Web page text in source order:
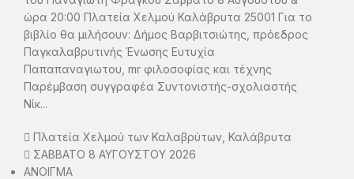
ώρα 20:00 Πλατεία Χελμού Καλάβρυτα 25001 Για το
βιβλίο θα μιλήσουν: Δήμος Βαρβιτσιώτης, πρόεδρος
Παγκαλαβρυτινής Ένωσης Ευτυχία
Παπαπαναγιωτου, mr φιλοσοφίας και τέχνης
Παρέμβαση συγγραφέα Συντονιστής-σχολιαστής
Νίκ...
Πλατεία Χελμού των Καλαβρύτων, Καλάβρυτα
ΣΑΒΒΑΤΟ 8 ΑΥΓΟΥΣΤΟΥ 2026
ΑΝΟΙΓΜΑ